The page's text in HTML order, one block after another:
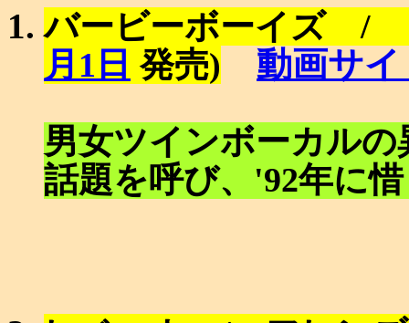
バービーボーイズ /
月1日 発売) 動画サ
男女ツインボーカル
話題を呼び、'92年に